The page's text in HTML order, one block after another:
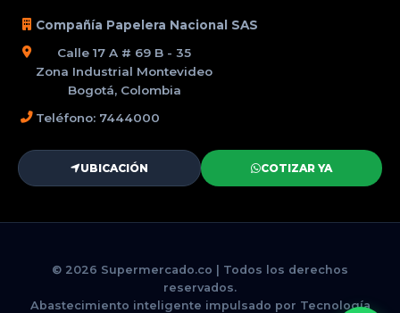
Compañía Papelera Nacional SAS
Calle 17 A # 69 B - 35
Zona Industrial Montevideo
Bogotá, Colombia
Teléfono: 7444000
UBICACIÓN COTIZAR YA
© 2026 Supermercado.co | Todos los derechos
reservados.
Abastecimiento inteligente impulsado por Tecnología